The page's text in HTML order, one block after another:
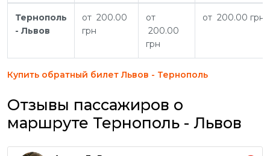
Тернополь
- Львов
от 200.00
грн
от
200.00
грн
от 200.00 грн
Купить обратный билет Львов - Тернополь
Отзывы пассажиров о
маршруте Тернополь - Львов